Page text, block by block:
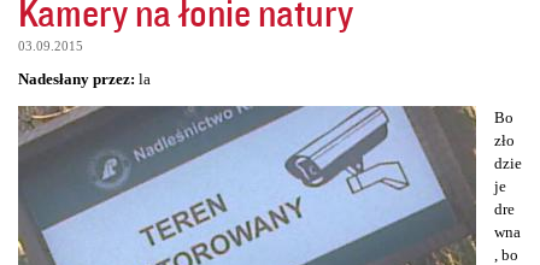
Kamery na łonie natury
03.09.2015
Nadesłany przez: la
Bo
zło
dzie
je
dre
wna
, bo